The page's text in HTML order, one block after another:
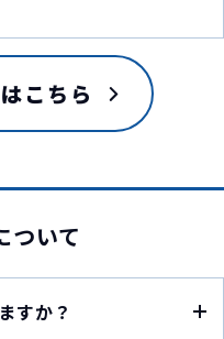
こちら
ついて
すか？